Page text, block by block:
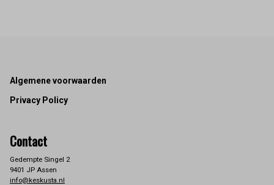
Footer
Algemene voorwaarden
Privacy Policy
Contact
Gedempte Singel 2
9401 JP Assen
info@keskusta.nl